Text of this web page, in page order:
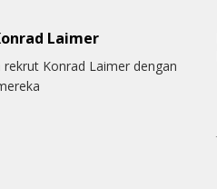
Laimer
Konrad Laimer dengan